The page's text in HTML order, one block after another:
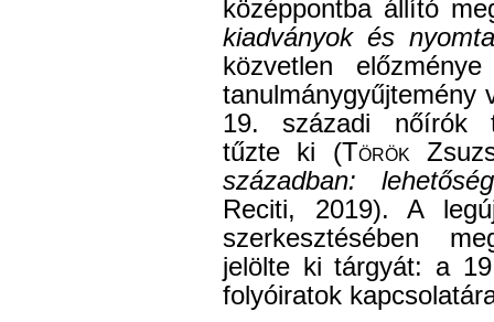
középpontba állító
kiadványok és
közvetlen
tanulmánygyűjtemény
19. századi nőírók
tűzte ki (Török
században:
Reciti, 2019). A
szerkesztésében
jelölte ki tárgyát: a
folyóiratok